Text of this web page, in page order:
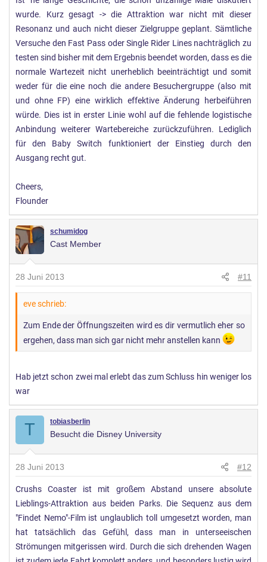
wurde. Kurz gesagt -> die Attraktion war nicht mit dieser
Resonanz und auch nicht dieser Zielgruppe geplant. Sämtliche
Versuche den Fast Pass oder Single Rider Lines nachträglich zu
testen sind bisher mit dem Ergebnis beendet worden, dass es die
normale Wartezeit nicht unerheblich beeinträchtigt und somit
weder für die eine noch die andere Besuchergruppe (also mit
und ohne FP) eine wirklich effektive Änderung herbeiführen
würde. Dies ist in erster Linie wohl auf die fehlende logistische
Anbindung weiterer Wartebereiche zurückzuführen. Lediglich
für den Baby Switch funktioniert der Einstieg durch den
Ausgang recht gut.
Cheers,
Flounder
schumidog
Cast Member
28 Juni 2013 #11
eve schrieb:
Zum Ende der Öffnungszeiten wird es dir vermutlich eher so
ergehen, dass man sich gar nicht mehr anstellen kann
Hab jetzt schon zwei mal erlebt das zum Schluss hin weniger los
war
T tobiasberlin
Besucht die Disney University
28 Juni 2013 #12
Crushs Coaster ist mit großem Abstand unsere absolute
Lieblings-Attraktion aus beiden Parks. Die Sequenz aus dem
"Findet Nemo"-Film ist unglaublich toll umgesetzt worden, man
hat tatsächlich das Gefühl, dass man in unterseeischen
Strömungen mitgerissen wird. Durch die sich drehenden Wagen